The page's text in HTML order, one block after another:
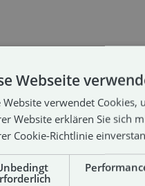
Webseite
Website verwendet
Website erklären Sie sich
Cookie-Richtlinie